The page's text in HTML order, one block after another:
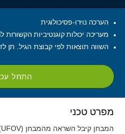
הערכה נוירו-פסיכולוגית
מעריכה יכולות קוגנטיביות הקשורות
השווה תוצאות לפי קבוצת הגיל. תן
התחל
מפרט טכני